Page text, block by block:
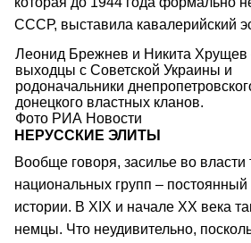
СССР, выставила кавалерийский
Леонид Брежнев и Никита Хрущев
выходцы с Советской Украины и
родоначальники
донецкого властных кланов.
Фото РИА Новости
НЕРУССКИЕ ЭЛИТЫ
Вообще говоря, засилье во власти
национальных групп – постоянный
истории. В XIX и начале ХХ века
немцы. Что неудивительно,